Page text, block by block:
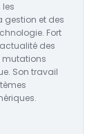
gestion et des
Fort
des
mutations
Son travail